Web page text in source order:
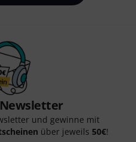
und gewinne mit
über jeweils 50€!